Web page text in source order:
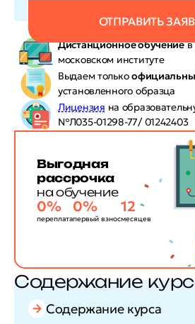
ОТПРАВИТЬ
Дистанционное обучениев
московском институте
Выдаем только
установленного образца
Лицензия на
№Л035-01298-77/ 01242403
Выгодная
рассрочка
на обучение
0%
переплата
0%
первый взнос
12
месяцев
Содержание
Содержание курса